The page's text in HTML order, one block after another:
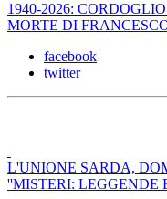
1940-2026:
MORTE DI
facebook
twitter
L'UNIONE SARDA,
''MISTERI: LEGGENDE